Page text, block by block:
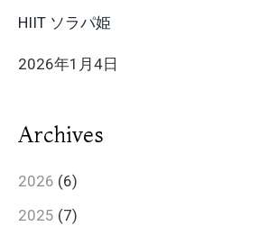
HIIT ソラパ姫
2026年1月4日
Archives
2026 (6)
2025 (7)